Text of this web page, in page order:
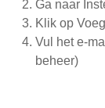
Ga naar
Klik op
Vul het e-
beheer)